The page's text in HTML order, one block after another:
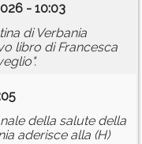
- 10:03
di Verbania
libro di Francesca
della salute della
aderisce alla (H)